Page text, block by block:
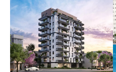
עין גנים 78-82
בשיווק וביצוע